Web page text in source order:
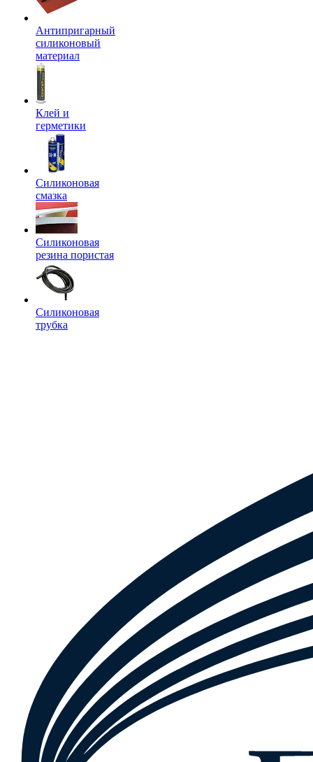
Антипригарный
силиконовый
материал
Клей и
герметики
Силиконовая
смазка
Силиконовая
резина пористая
Силиконовая
трубка